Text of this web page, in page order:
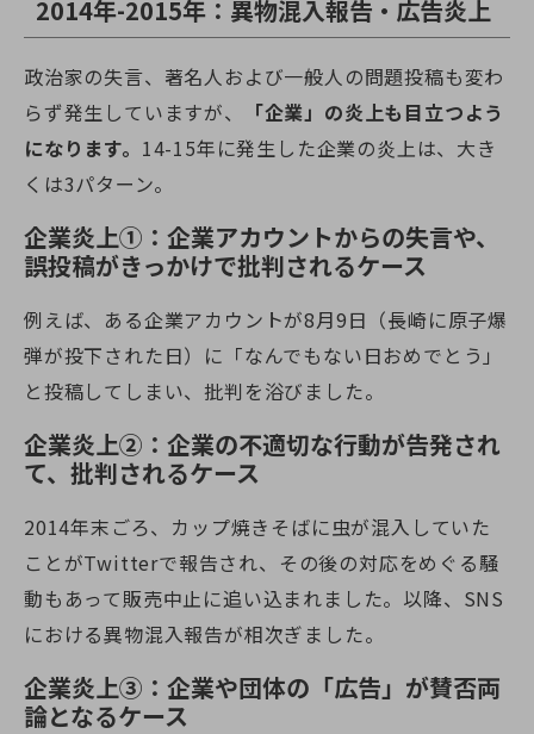
2014年-2015年：異物混入報告・広告炎上
政治家の失言、著名人および一般人の問題投稿も変わ
らず発生していますが、
「企業」の炎上も目立つよう
になります。 14-15年に発生した企業の炎上は、大き
くは3パターン。
企業炎上①：企業アカウントからの失言や、
誤投稿がきっかけで批判されるケース
例えば、ある企業アカウントが8月9日（長崎に原子爆
弾が投下された日）に「なんでもない日おめでとう」
と投稿してしまい、批判を浴びました。
企業炎上②：企業の不適切な行動が告発され
て、批判されるケース
2014年末ごろ、カップ焼きそばに虫が混入していた
ことがTwitterで報告され、その後の対応をめぐる騒
動もあって販売中止に追い込まれました。以降、SNS
における異物混入報告が相次ぎました。
企業炎上③：企業や団体の「広告」が賛否両
論となるケース